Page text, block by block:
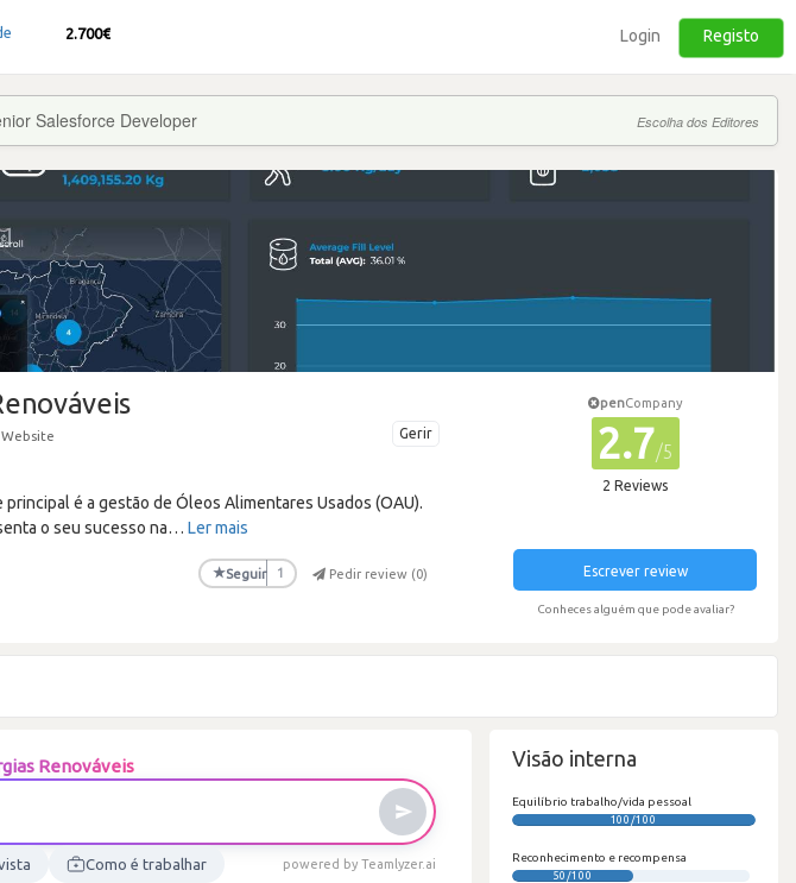
2.700€ Login Registo
Salesforce Developer Escolha dos Editores
Gerir
Website
é a gestão de Óleos Alimentares Usados (OAU).
o seu sucesso na… Ler mais
★Seguir 1 Pedir review (0)
penCompany
2.7/5
2 Reviews
Escrever review
Conheces alguém que pode avaliar?
Renováveis
Como é trabalhar powered by Teamlyzer.ai
Visão interna
Equilíbrio trabalho/vida pessoal
100/100
Reconhecimento e recompensa
50/100